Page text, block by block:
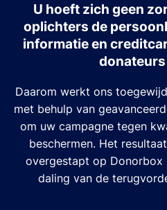
U hoeft zich geen
oplichters de
informatie en
Daarom werkt ons
met behulp van
om uw campagne tegen
beschermen. Het
overgestapt op Donorbox
daling van de